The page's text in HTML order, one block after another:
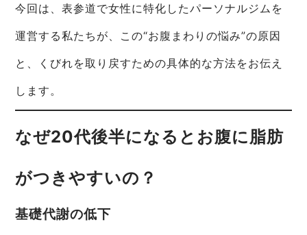
今回は、表参道で女性に特化したパーソナルジムを
運営する私たちが、この“お腹まわりの悩み”の原因
と、くびれを取り戻すための具体的な方法をお伝え
します。
なぜ20代後半になるとお腹に脂肪
がつきやすいの？
基礎代謝の低下